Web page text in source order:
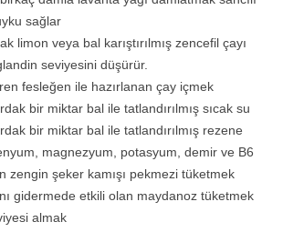
sağlar
limon veya bal karıştırılmış zencefil çayı
seviyesini düşürür.
fesleğen ile hazırlanan çay içmek
bir miktar bal ile tatlandırılmış sıcak su
bir miktar bal ile tatlandırılmış rezene
magnezyum, potasyum, demir ve B6
zengin şeker kamışı pekmezi tüketmek
gidermede etkili olan maydanoz tüketmek
almak